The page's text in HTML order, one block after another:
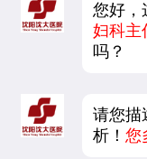
您好，
妇科主
吗？
请您描
析！您